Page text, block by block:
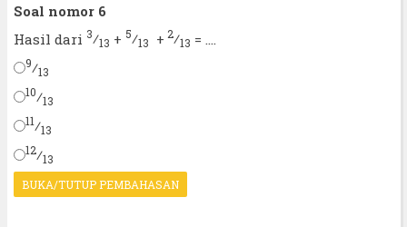
Soal nomor 6
Hasil dari 3⁄13 + 5⁄13 + 2⁄13 = ....
9⁄13
10⁄13
11⁄13
12⁄13
BUKA/TUTUP PEMBAHASAN